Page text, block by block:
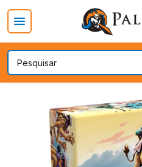
PROMOÇÃO DIA DOS PAIS